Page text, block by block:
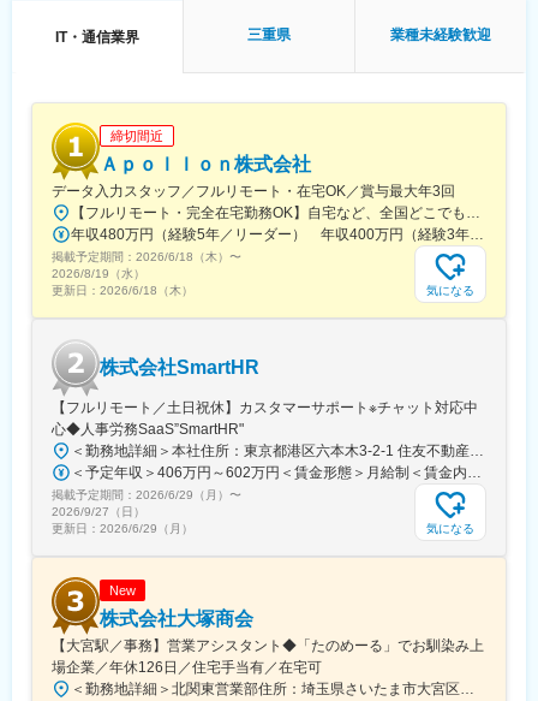
ます。
店舗責任者：年収550万円／マネージャー：年収700万円／課長：
年収800万円
※ソフトバンク認定資格取得による手当（1～8万円／月・年額96
万円）年間4回ある資格試験で4種類の認定資格を取得することで
月給にプラスして手当が支給。
・エグゼクティブショップディレクター：8万円
・ショップエキスパート・ショップディレクター：6万円
・チーフアドバイザー：3万円
・アドバイザー：1万円
試験内容は商品知識・接客・直近の販売実績などが評価対象とな
ります。合格率81.8%！
※2023年実績
月平均残業時間22.9時間／産育休取得率100%／産育休復職率
94.1%／福利厚生の充実（保育手当、社員旅行等々）／4日以上の
連休取得率86.8%
★子育て支援：
育休後の職場復帰面談の徹底、保育育当（月額最大3万円、お子様
が3歳まで）、育児短時間勤務（実働5時間まで短縮可能）、育児
短時間勤務（6歳まで）、ベビーシッター補助
IT・通信業界 三重県 業種未経験歓迎
締切間近
Ａｐｏｌｌｏｎ株式会社
データ入力スタッフ／フルリモート・在宅OK／賞与最大年3回
【フルリモート・完全在宅勤務OK】自宅など、全国どこでもあなたが働きやすい場所で働けます★転居を伴う転勤なし★全国47都道府県どこからでも応募OK【本社】東京都新宿区山吹町130番地の15 茜ビル2-A＜アクセス＞有楽町線「江戸川橋駅」、東西線「東西線」より徒歩10分※受動喫煙対策：あり
年収480万円（経験5年／リーダー） 年収400万円（経験3年／メンバー）
掲載予定期間： 2026/6/18（木） 〜
2026/8/19（水）
更新日： 2026/6/18（木） 気になる
株式会社SmartHR
【フルリモート／土日祝休】カスタマーサポート※チャット対応中
心◆人事労務SaaS”SmartHR"
＜勤務地詳細＞本社住所：東京都港区六本木3-2-1 住友不動産六本木グランドタワー勤務地最寄駅：東京メトロ南北線／六本木一丁目駅受動喫煙対策：屋内全面禁煙変更の範囲：会社の定める事業所（リモートワーク含む）
＜予定年収＞406万円～602万円＜賃金形態＞月給制＜賃金内訳＞月額（基本給）：212,480円～315,200円その他固定手当/月：5,000円固定残業手当/月：77,520円～114,800円（固定残業時間45時間0分/月）超過した時間外労働の残業手当は追加支給＜月給＞295,000円～435,000円（一律手当を含む）＜昇給有無＞有＜残業手当＞有賃金はあくまでも目安の金額であり、選考を通じて上下する可能性があります。月給(月額)は固定手当を含めた表記です。
掲載予定期間： 2026/6/29（月） 〜
2026/9/27（日）
更新日： 2026/6/29（月） 気になる
New
株式会社大塚商会
【大宮駅／事務】営業アシスタント◆「たのめーる」でお馴染み上
場企業／年休126日／住宅手当有／在宅可
＜勤務地詳細＞北関東営業部住所：埼玉県さいたま市大宮区桜木町1-195-1 大宮ソラミチKOZ 12階受動喫煙対策：屋内全面禁煙変更の範囲：会社の定める事業所（リモートワーク含む）